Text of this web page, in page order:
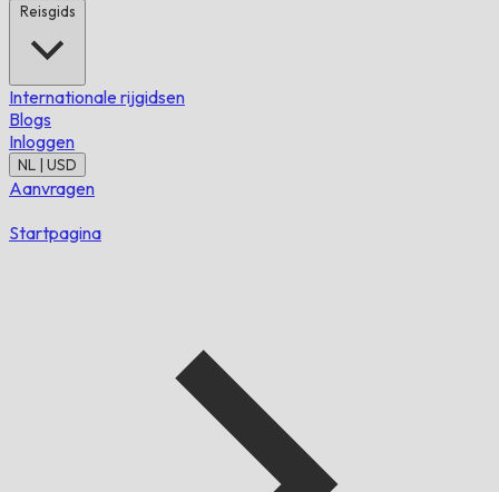
Reisgids
Internationale rijgidsen
Blogs
Inloggen
NL | USD
Aanvragen
Startpagina